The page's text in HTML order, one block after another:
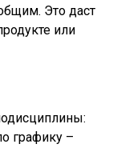
Это даст
или
графику –